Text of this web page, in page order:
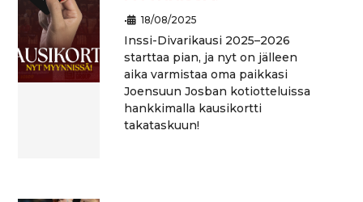
• 18/08/2025
Inssi-Divarikausi 2025–2026
starttaa pian, ja nyt on jälleen
aika varmistaa oma paikkasi
Joensuun Josban kotiotteluissa
hankkimalla kausikortti
takataskuun!